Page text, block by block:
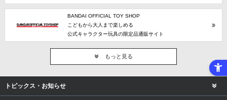
BANDAI OFFICIAL TOY SHOP
こどもから大人まで楽しめる
公式キャラクター玩具の限定品通販サイト
もっと見る
トピックス・お知らせ